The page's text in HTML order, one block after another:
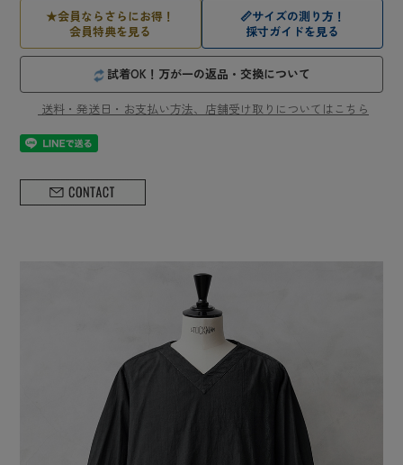
★会員ならさらにお得！
会員特典を見る
📏サイズの測り方！
採寸ガイドを見る
試着OK！万が一の返品・交換について
送料・発送日・お支払い方法、店舗受け取りについてはこちら